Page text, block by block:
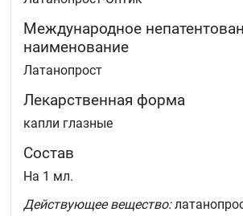
Международное
наименование
Латанопрост
Лекарственная форма
капли глазные
Состав
На 1 мл.
Действующее вещество: